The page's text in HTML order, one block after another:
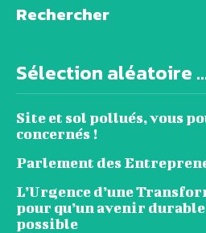
Rechercher
Sélection aléatoire
Site et sol pollués, vous
concernés !
Parlement des
L’Urgence d’une
pour qu’un avenir
possible